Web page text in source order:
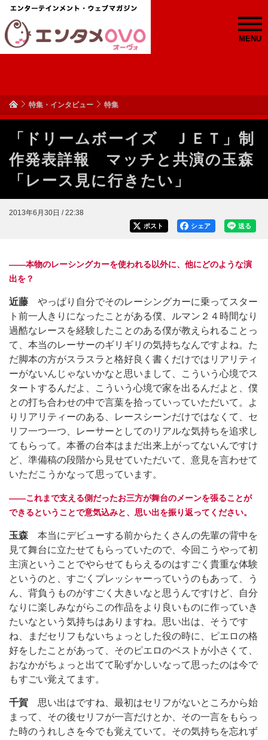
MENU
特集・インタビュー 特集
「ドリームボーイズ ＪＥＴ」制
作発表詳報 マッチと共演の玉森
「レース見に行きたい」
2013年6月30日 / 22:38
送る
シェア
ポスト
――本物のレーシングカーを使われる以外に、他にどのような演
出を？
近藤 やっぱり自分でそのレーシングカーに乗ってスター
ト前一人きりになったことがある僕、ルマン２４時間なり
過酷なレースを経験したことのある僕が教えられることっ
て、本当のレーサーのギリギリの気持ちなんですよね。た
だ脚本の方がスラスラと格好良く書くだけではリアリティ
ーがないんじゃないかなと思いまして、こういう心境でス
タートするんだよ、こういう心境で家を出るんだよと、僕
との打ち合わせの中で言葉を拾っていっていただいて。よ
りリアリティーのある、レースシーンだけではなくて、セ
リフ一つ一つ、レーサーとしてのリアルな気持ちを追求し
てもらって。本番の台本はまだ出来上がってないんですけ
ど、準備稿の段階から見せていただいて、意見を言わせて
いただこうかなって思っています。
――これまで支える側だったお三方が舞台のメーンを張ることが
できるということで意気込みと、思い出を振り返ってください。
玉森 本当にデビューする前からたくさんの先輩の背中を
見て舞台に立たせてもらっていたので、今回こうやって初
主演ということでやらせてもらえるのはすごく貴重な体験
というのと、すごくプレッシャーっていうのもあって、う
ん、背負うものがすごく大きいなと思うんですけど、自分
なりに楽しみながらこの作品をより良いものに作っていき
たいなという気持ちはありますね。思い出は、そうです
ね、まだセリフもないちょっとした役の時に、ピエロの格
好をしたことがあって、そのピエロのベストが小さくて、
おなかがちょっと出てて恥ずかしいなって思ったのは今で
もすごい覚えてます。
千賀 思い出はですね、最初はセリフがないところから始
まって、その後セリフが一言だけとか、その一言をもらっ
た時のうれしさを今でも覚えていて。その気持ちを忘れず